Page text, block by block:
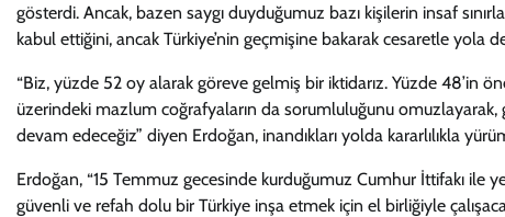
gösterdi. Ancak, bazen saygı duyduğumuz bazı kişilerin insaf
kabul ettiğini, ancak Türkiye’nin geçmişine bakarak cesaretle yola
“Biz, yüzde 52 oy alarak göreve gelmiş bir iktidarız. Yüzde 48’in
üzerindeki mazlum coğrafyaların da sorumluluğunu
devam edeceğiz” diyen Erdoğan, inandıkları yolda kararlılıkla
Erdoğan, “15 Temmuz gecesinde kurduğumuz Cumhur İttifakı ile
güvenli ve refah dolu bir Türkiye inşa etmek için el birliğiyle